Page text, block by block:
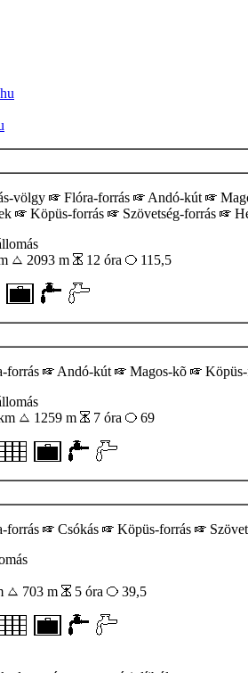
völgy Flóra-forrás Andó-kút
Köpüs-forrás Szövetség-forrás
2093 m 12 óra 115,5
forrás Andó-kút Magos-kõ
1259 m 7 óra 69
forrás Csókás Köpüs-forrás
703 m 5 óra 39,5